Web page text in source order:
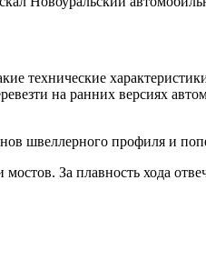
технические
на ранних версиях
швеллерного профиля и
За плавность хода